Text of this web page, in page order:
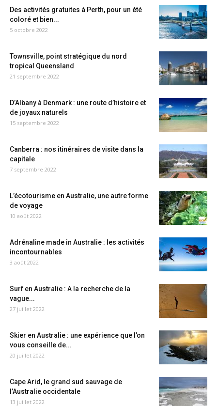
Des activités gratuites à Perth, pour un été
coloré et bien...
5 octobre 2022
Townsville, point stratégique du nord
tropical Queensland
21 septembre 2022
D’Albany à Denmark : une route d’histoire et
de joyaux naturels
15 septembre 2022
Canberra : nos itinéraires de visite dans la
capitale
7 septembre 2022
L’écotourisme en Australie, une autre forme
de voyage
10 août 2022
Adrénaline made in Australie : les activités
incontournables
3 août 2022
Surf en Australie : A la recherche de la
vague...
27 juillet 2022
Skier en Australie : une expérience que l’on
vous conseille de...
20 juillet 2022
Cape Arid, le grand sud sauvage de
l’Australie occidentale
13 juillet 2022